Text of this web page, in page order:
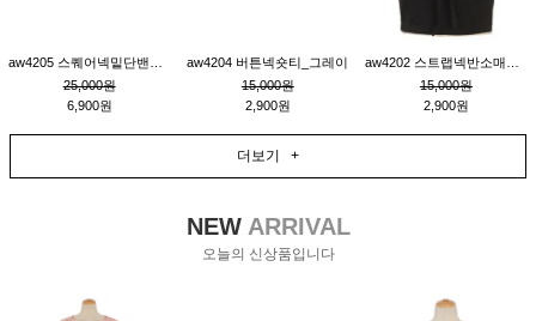
25,000원
6,900원
aw4204 버튼넥숏티_그레이
15,000원
2,900원
15,000원
2,900원
더보기 +
NEWARRIVAL
오늘의 신상품입니다